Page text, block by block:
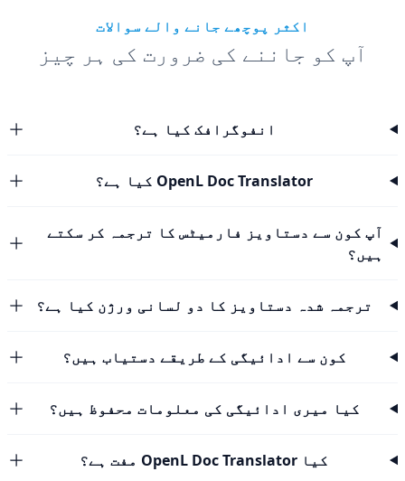
اکثر پوچھے جانے والے سوالات
آپ کو جاننے کی ضرورت کی ہر چیز
انفوگرافک کیا ہے؟
OpenL Doc Translator کیا ہے؟
آپ کون سے دستاویز فارمیٹس کا ترجمہ کر سکتے
ہیں؟
ترجمہ شدہ دستاویز کا دو لسانی ورژن کیا ہے؟
کون سے ادائیگی کے طریقے دستیاب ہیں؟
کیا میری ادائیگی کی معلومات محفوظ ہیں؟
کیا OpenL Doc Translator مفت ہے؟